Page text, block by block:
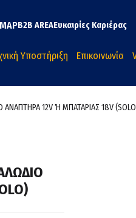
MAPB2B AREAΕυκαιρίες Καριέρας
Υποστήριξη Επικοινωνία
12V Ή ΜΠΑΤΑΡΙΑΣ 18V